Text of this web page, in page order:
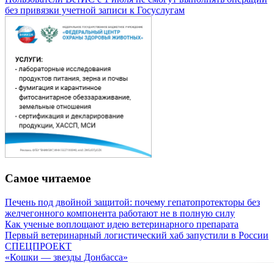
без привязки учетной записи к Госуслугам
Самое читаемое
Печень под двойной защитой: почему гепатопротекторы без
желчегонного компонента работают не в полную силу
Как ученые воплощают идею ветеринарного препарата
Первый ветеринарный логистический хаб запустили в России
СПЕЦПРОЕКТ
«Кошки — звезды Донбасса»